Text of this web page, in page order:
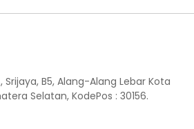
B5, Alang-Alang Lebar Kota
Selatan, KodePos : 30156.